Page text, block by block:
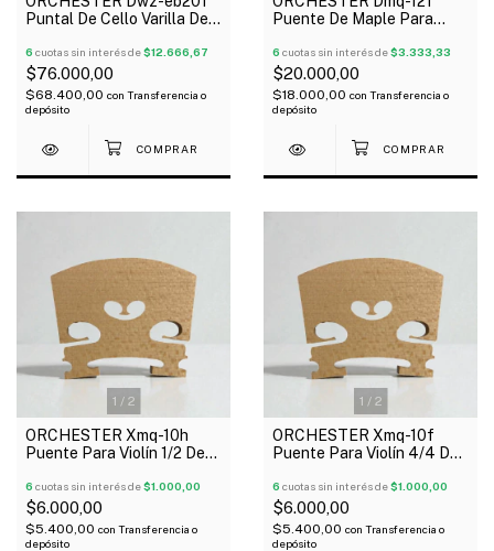
Puntal De Cello Varilla De
6 cuotas sin interés de$12.666,67
$76.000,00
$68.400,00 con Transferencia o
depósito
Puente De Maple Para
6 cuotas sin interés de$3.333,33
$20.000,00
$18.000,00 con Transferencia o
depósito
1 / 2
ORCHESTER Xmq-10h
Puente Para Violín 1/2 De
6 cuotas sin interés de$1.000,00
$6.000,00
$5.400,00 con Transferencia o
depósito
1 / 2
ORCHESTER Xmq-10f
Puente Para Violín 4/4 De
6 cuotas sin interés de$1.000,00
$6.000,00
$5.400,00 con Transferencia o
depósito